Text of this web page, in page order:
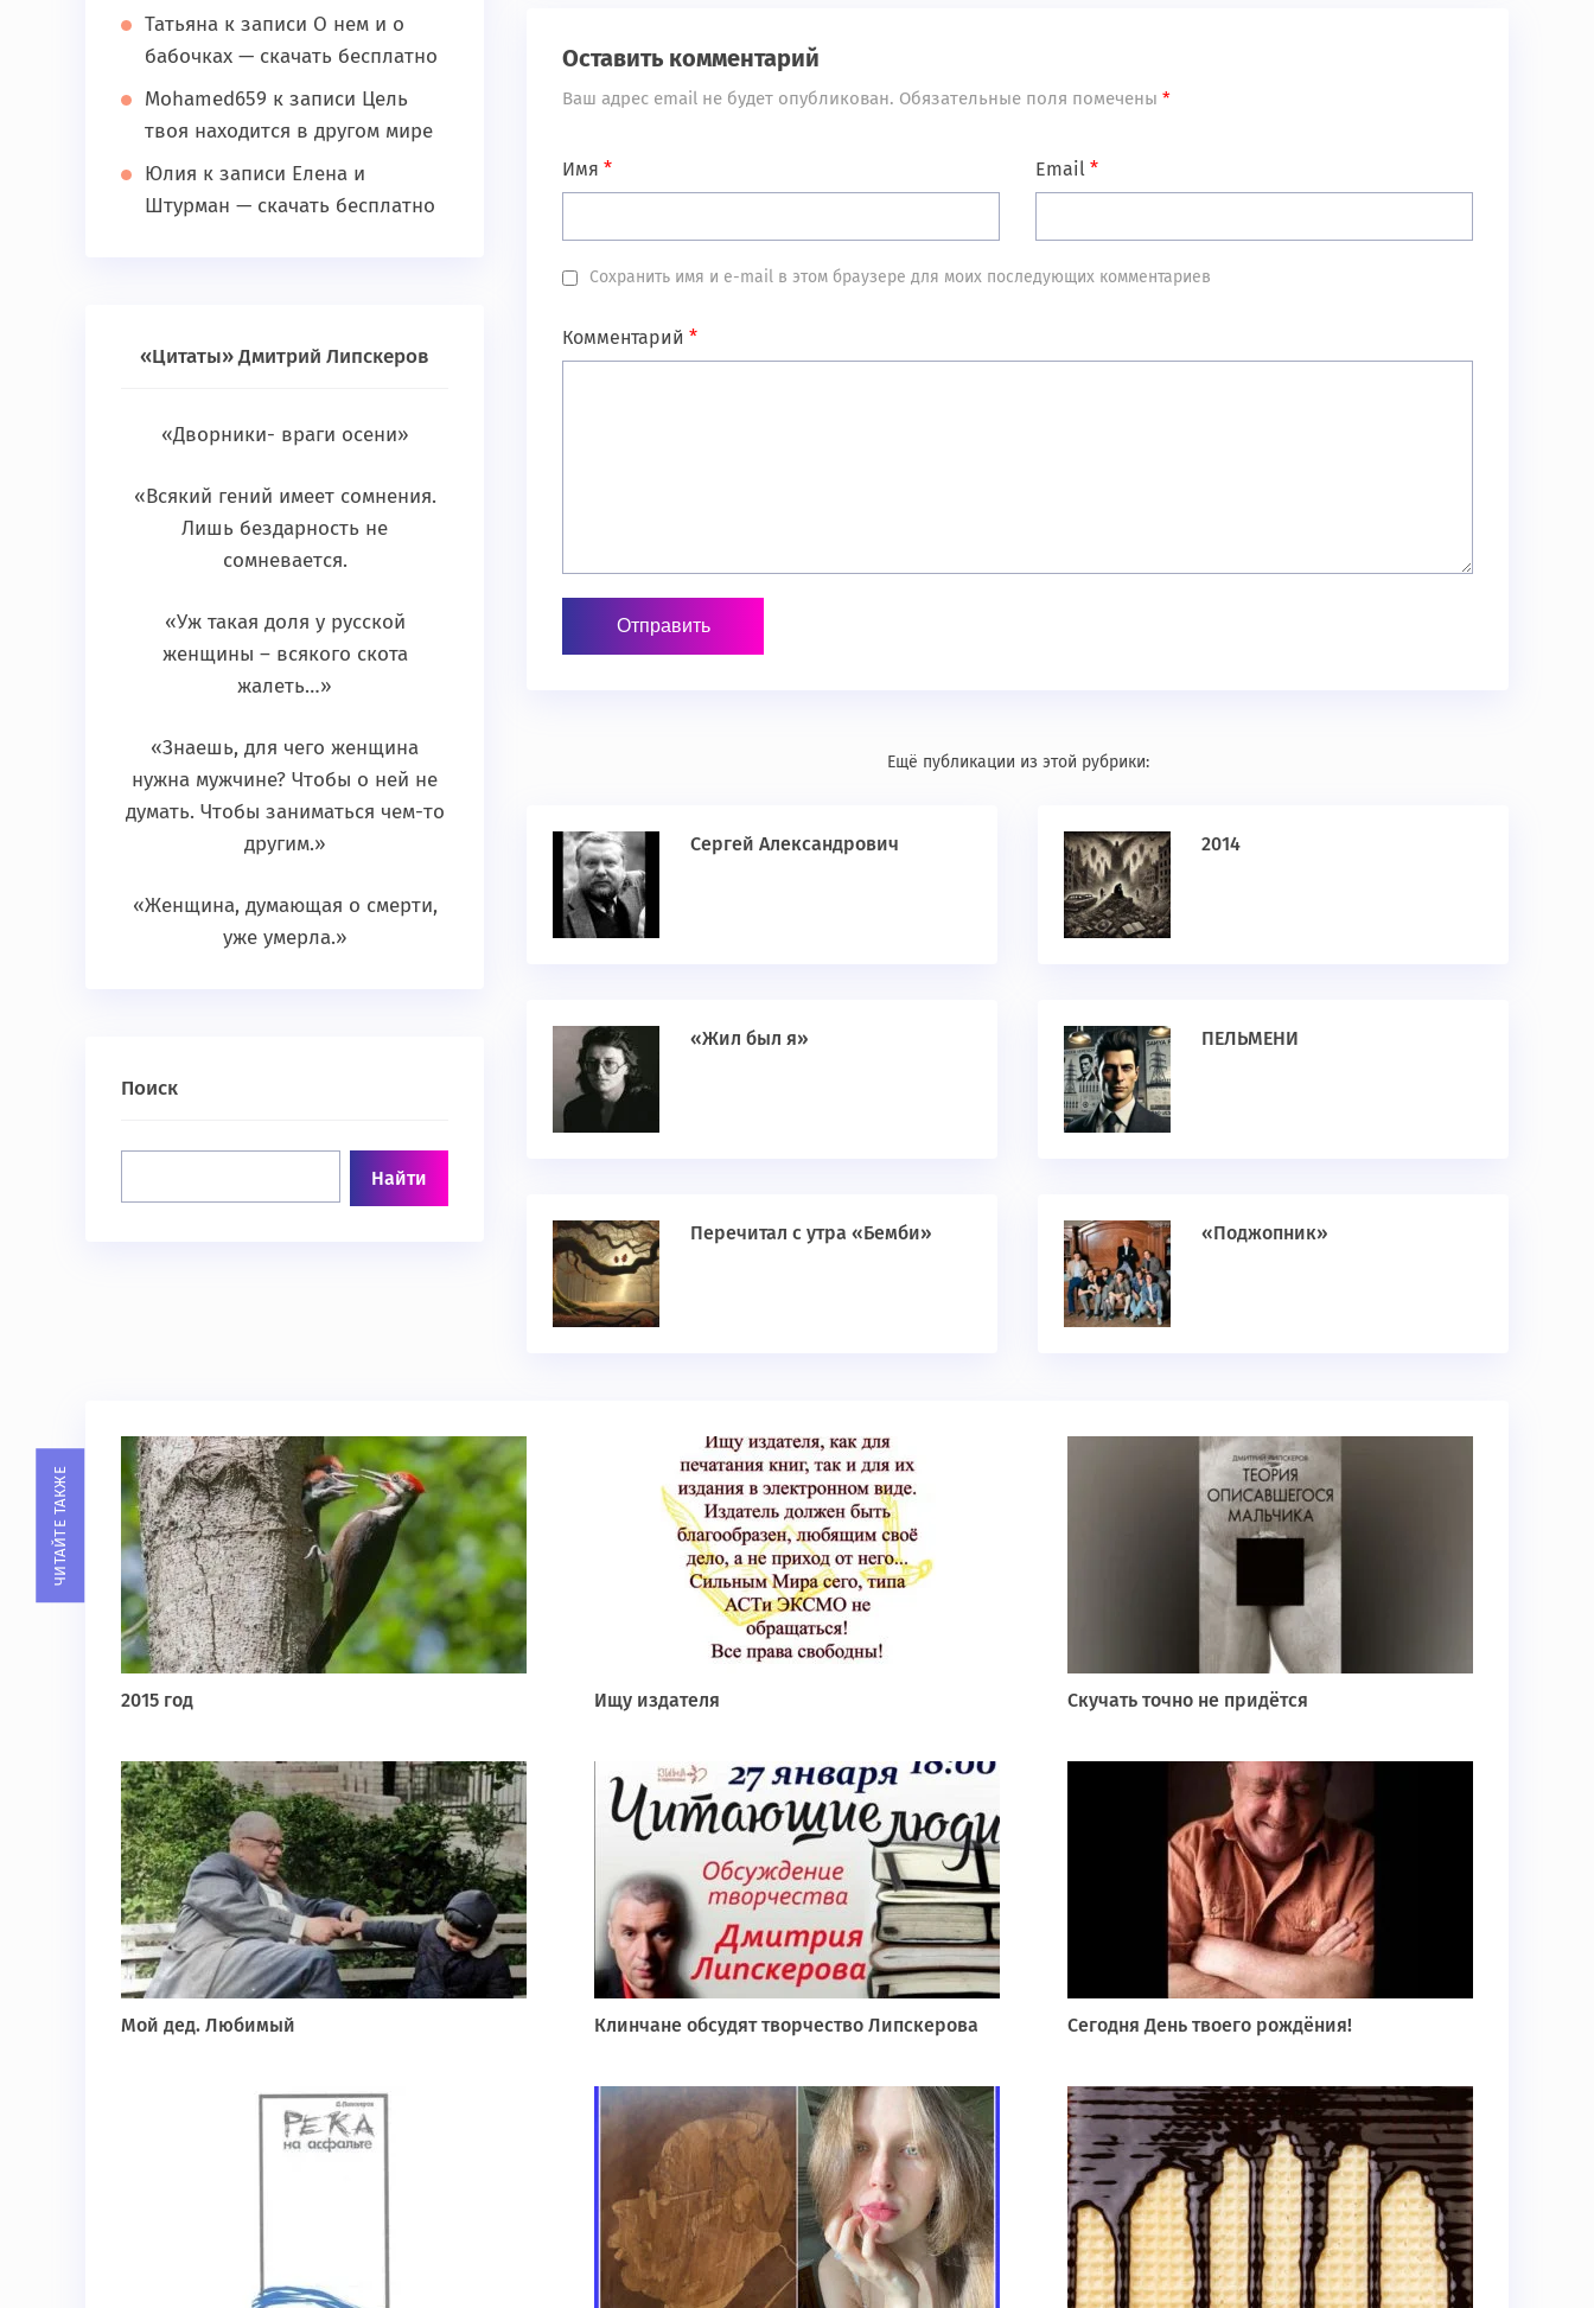
Оставить комментарий
Ваш адрес email не будет опубликован. Обязательные поля помечены *
Имя * Email*
Сохранить имя и e-mail в этом браузере для моих последующих комментариев
Комментарий *
Ещё публикации из этой рубрики:
Сергей Александрович 2014
«Жил был я» ПЕЛЬМЕНИ
Перечитал с утра «Бемби» «Поджопник»
Татьяна к записи О нем и о
бабочках — скачать бесплатно
Mohamed659 к записи Цель
твоя находится в другом мире
Юлия к записи Елена и
Штурман — скачать бесплатно
«Цитаты» Дмитрий Липскеров
«Дворники- враги осени»
«Всякий гений имеет сомнения.
Лишь бездарность не
сомневается.
«Уж такая доля у русской
женщины – всякого скота
жалеть…»
«Знаешь, для чего женщина
нужна мужчине? Чтобы о ней не
думать. Чтобы заниматься чем-то
другим.»
«Женщина, думающая о смерти,
уже умерла.»
Поиск
ЧИТАЙТЕ ТАКЖЕ
2015 год Ищу издателя Скучать точно не придётся
Мой дед. Любимый Клинчане обсудят творчество Липскерова Сегодня День твоего рождёния!